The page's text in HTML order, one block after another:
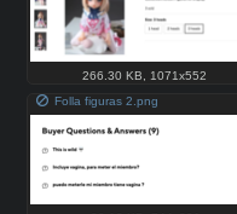
266.30 KB
1071x552
Folla figuras 2.png